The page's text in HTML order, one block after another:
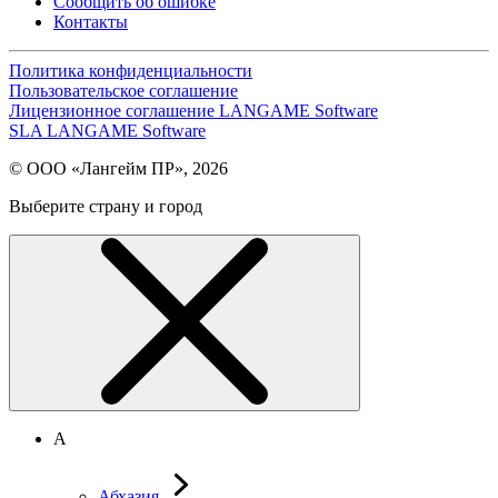
Контакты
Политика конфиденциальности
Пользовательское соглашение
Лицензионное соглашение LANGAME Software
SLA LANGAME Software
© ООО «Лангейм ПР», 2026
Выберите страну и город
А